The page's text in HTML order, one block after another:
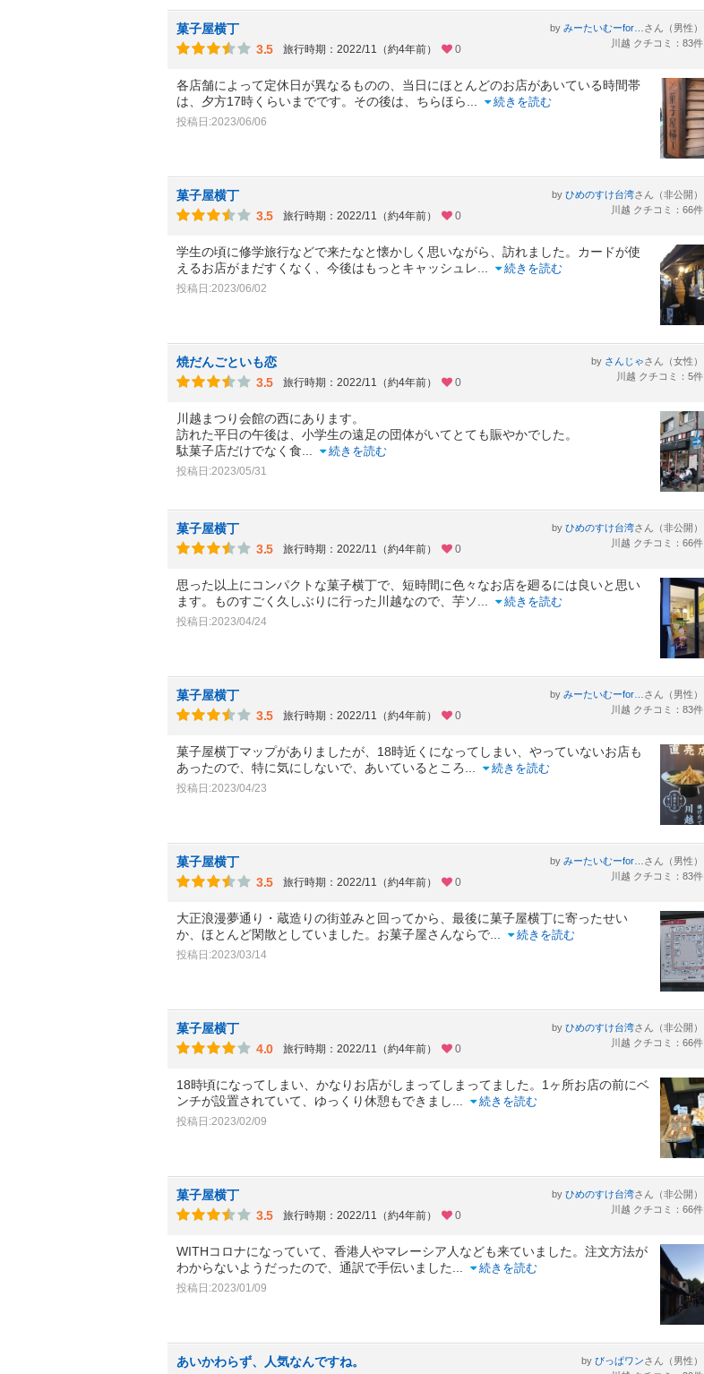
菓子屋横丁
3.5
旅行時期：2022/11（約4年前） 0
by
さん（男性）
川越 クチコミ：83件
各店舗によって定休日が異なるものの、当日にほとんどのお店があいている時間帯
は、夕方17時くらいまでです。その後は、ちらほら
続きを読む
投稿日:2023/06/06
菓子屋横丁
3.5
旅行時期：2022/11（約4年前） 0
by ひめのすけ台湾さん（非公開）
川越 クチコミ：66件
学生の頃に修学旅行などで来たなと懐かしく思いながら、訪れました。カードが使
えるお店がまだすくなく、今後はもっとキャッシュレ
続きを読む
投稿日:2023/06/02
焼だんごといも恋
3.5
旅行時期：2022/11（約4年前） 0
by さんじゃさん（女性）
川越 クチコミ：5件
川越まつり会館の西にあります。
訪れた平日の午後は、小学生の遠足の団体がいてとても賑やかでした。
駄菓子店だけでなく食
続きを読む
投稿日:2023/05/31
菓子屋横丁
3.5
旅行時期：2022/11（約4年前） 0
by ひめのすけ台湾さん（非公開）
川越 クチコミ：66件
思った以上にコンパクトな菓子横丁で、短時間に色々なお店を廻るには良いと思い
ます。ものすごく久しぶりに行った川越なので、芋ソ
続きを読む
投稿日:2023/04/24
菓子屋横丁
3.5
旅行時期：2022/11（約4年前） 0
by
さん（男性）
川越 クチコミ：83件
菓子屋横丁マップがありましたが、18時近くになってしまい、やっていないお店も
あったので、特に気にしないで、あいているところ
続きを読む
投稿日:2023/04/23
菓子屋横丁
3.5
旅行時期：2022/11（約4年前） 0
by
さん（男性）
川越 クチコミ：83件
大正浪漫夢通り・蔵造りの街並みと回ってから、最後に菓子屋横丁に寄ったせい
か、ほとんど閑散としていました。お菓子屋さんならで
続きを読む
投稿日:2023/03/14
菓子屋横丁
4.0
旅行時期：2022/11（約4年前） 0
by ひめのすけ台湾さん（非公開）
川越 クチコミ：66件
18時頃になってしまい、かなりお店がしまってしまってました。1ヶ所お店の前にベ
ンチが設置されていて、ゆっくり休憩もできまし
続きを読む
投稿日:2023/02/09
菓子屋横丁
3.5
旅行時期：2022/11（約4年前） 0
by ひめのすけ台湾さん（非公開）
川越 クチコミ：66件
WITHコロナになっていて、香港人やマレーシア人なども来ていました。注文方法が
わからないようだったので、通訳で手伝いました
続きを読む
投稿日:2023/01/09
あいかわらず、人気なんですね。 by びっぱワンさん（男性）